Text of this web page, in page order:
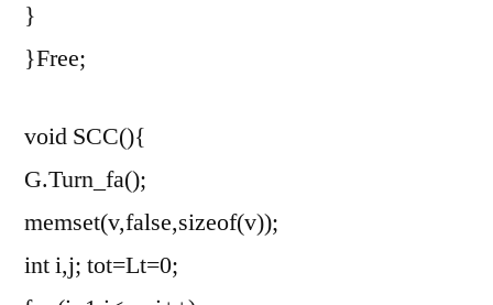
}
}Free;
void SCC(){
G.Turn_fa();
memset(v,false,sizeof(v));
int i,j; tot=Lt=0;